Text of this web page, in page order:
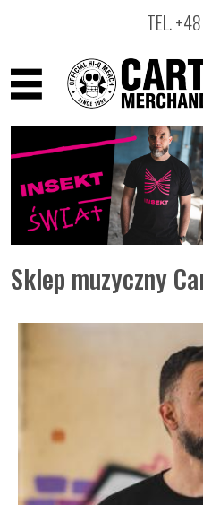
TEL.
ARTYŚCI
PRODUKTY
OUTLET
Sklep muzyczny